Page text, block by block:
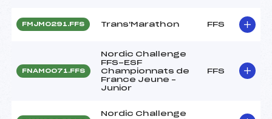
FMJM0291.FFS Trans'Marathon FFS
FNAM0071.FFS
Nordic Challenge
FFS-ESF
Championnats de
France Jeune –
Junior
FFS
Nordic Challenge